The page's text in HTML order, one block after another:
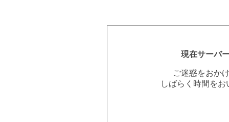
現在サーバ
ご迷惑をおか
しばらく時間を